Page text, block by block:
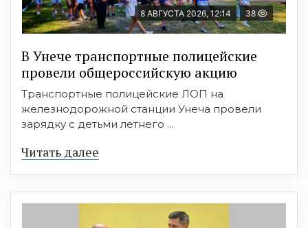
8 АВГУСТА 2026, 12:14 38
В Унече транспортные полицейские
провели общероссийскую акцию
Транспортные полицейские ЛОП на
железнодорожной станции Унеча провели
зарядку с детьми летнего ...
Читать далее